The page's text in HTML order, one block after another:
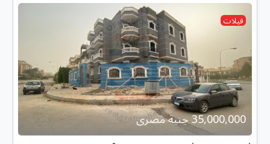
فيلات
35,000,000 جنية مصرى